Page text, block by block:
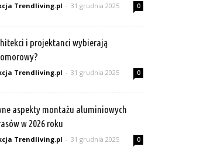
Trendliving.pl - 31 grudnia 2025 0
i projektanci wybierają
Trendliving.pl - 31 grudnia 2025 0
aspekty montażu aluminiowych
w 2026 roku
Trendliving.pl - 31 grudnia 2025 0